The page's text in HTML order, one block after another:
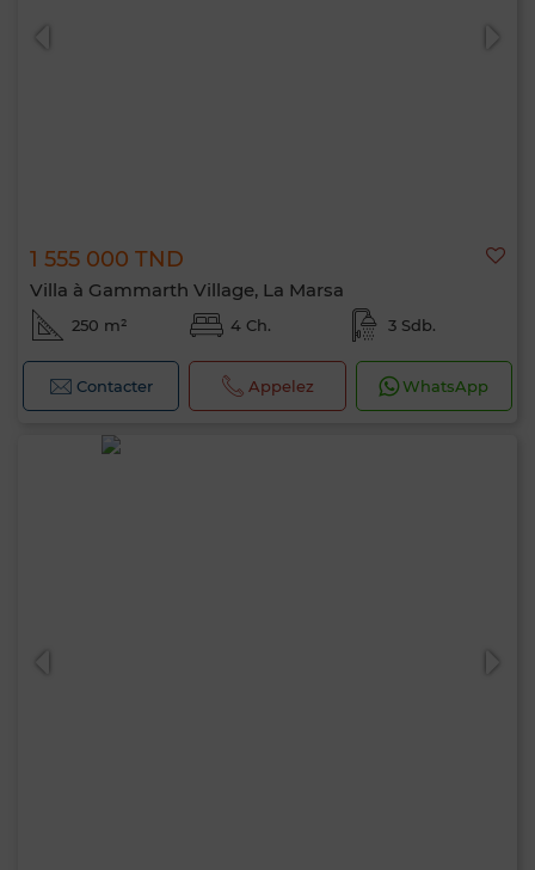
1 555 000 TND
Villa à Gammarth Village, La Marsa
250 m² 4 Ch. 3 Sdb.
Contacter Appelez WhatsApp